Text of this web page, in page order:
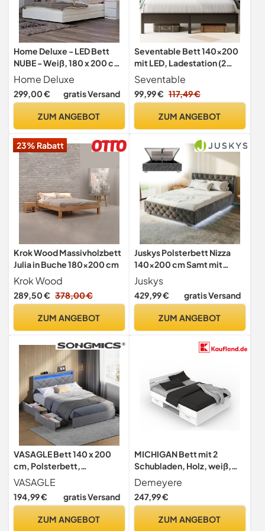
Home Deluxe - LED Bett
NUBE - Weiß, 180 x 200 cm
- inkl. Matratze, Lattenrost
und Schubladen I
Polsterbett Design Bett
Home Deluxe
299,00 € gratis Versand
ZUM ANGEBOT
Seventable Bett 140x200
mit LED, Ladestation (2
USB-Anschlüsse & 1 Typ-C-
Anschluss), Metallbett mit
Gepolstertem Kopfteil &
Schlafzimmer
Seventable
99,99 € 117,49 €
ZUM ANGEBOT
23% Rabatt
Krok Wood Massivholzbett
Julia in Buche 180x200 cm
Krok Wood
289,50 € 378,00 €
ZUM ANGEBOT
Juskys Polsterbett Nizza
140x200 cm Samt mit
Stauraum, LED Beleuchtung
& Lattenrost - Chesterfield
Steppung & Kopfteil - Bett
Juskys
429,99 € gratis Versand
ZUM ANGEBOT
VASAGLE Bett 140 x 200
cm, Polsterbett,
Doppelbettgestell, LED,
Bettgestell, Metallbett, 4
Schubladen, Ladestation,
Kopfteil, hellgrau-
VASAGLE
194,99 € gratis Versand
ZUM ANGEBOT
MICHIGAN Bett mit 2
Schubladen, Holz, weiß,
140 x 200 cm
Demeyere
247,99 €
ZUM ANGEBOT